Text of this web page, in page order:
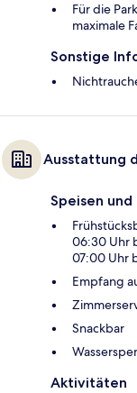
Für die
maximale
Sonstige
Ausstattung
Speisen
06:30 Uhr
07:00 Uhr
Empfang
Snackbar
Aktivitäten